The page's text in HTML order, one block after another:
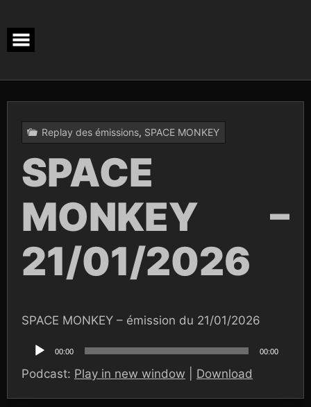
content
Replay des émissions, SPACE MONKEY
SPACE
MONKEY –
21/01/2026
SPACE MONKEY – émission du 21/01/2026
audio
00:00 00:00
Podcast: Play in new window Download